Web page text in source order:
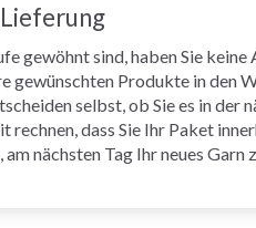
gewöhnt sind, haben Sie
gewünschten Produkte in
selbst, ob Sie es in
rechnen, dass Sie Ihr Paket
nächsten Tag Ihr neues Garn